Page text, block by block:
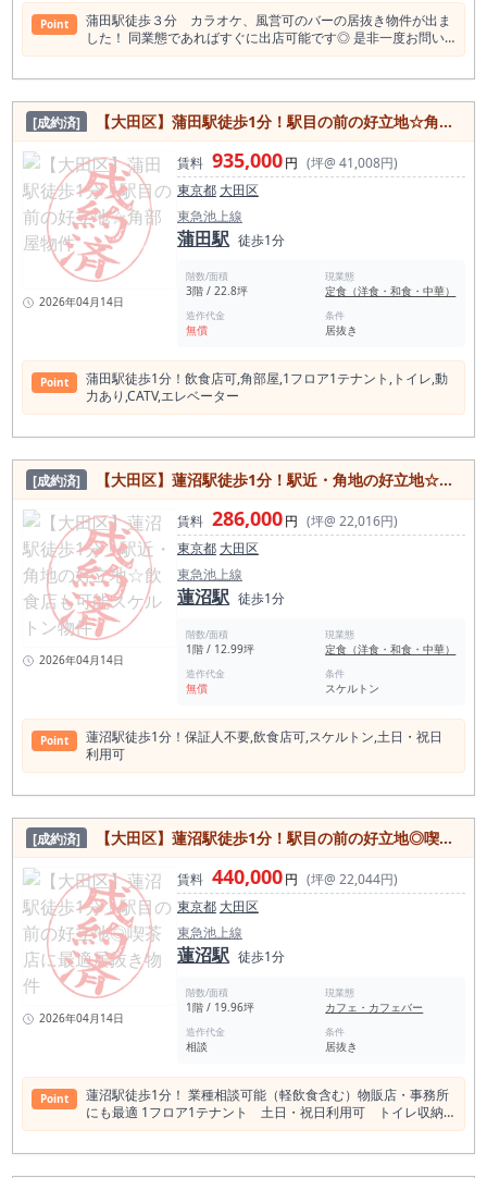
作代0円（※実質値下げ）＋開業資金134万円という現実的ライ
ン 本物件は、 造作譲渡代0円（※当初400万円から大幅調整）
を含め、 開業資金総額134万円程度でスタート可能です。 蒲田
駅徒歩1分圏で、 この初期費用感は希少です。 設備はそのまま
活用可能 大規模改装不要 初期投資を抑え、運転資金を厚くで
きる 「最初から完成された内装を目指さない」 「まずは“回る
店”を作る」 そんな堅実な出店戦略を取る方にとって、 非常に
合理的な条件と言えます。 ■ 人が多い街だからこそ、“回転率
より継続率”が重要 蒲田は、 新規出店が多く、撤退も早い街で
す。 その中で長く続いている店の共通点は、 無理な回転を追
わない 常連比率が高い 店主の顔が見える 価格より「居心地」
本物件は、 駅至近 上階 16坪 居抜き という条件から、 自然
と“そういう店”しか残らない設計になっています。 ■ こんな方
に、特におすすめです 蒲田で出店したいが、1階路面の過当競
争は避けたい方 予約・常連中心の店を作りたい方 初期投資を
抑えて、長く商売を続けたい方 BAR・ダイニング経験者、独立
2店舗目の方 「派手さより安定」を選びたい方 ■ 2月・3月お申
込み者限定 内装協力金100万円キャンペーン実施中
Point
蒲田駅徒歩３分 カラオケ、風営可のバーの居抜き物件が出ま
した！ 同業態であればすぐに出店可能です◎ 是非一度お問い
合わせください！
[成約済] 【大田区】蒲田駅徒歩1分！駅目の前の好立地☆角部屋物件
2026年04月14日
賃料 935,000円 (坪@ 41,008円)
東京都 大田区
東急池上線
蒲田駅 徒歩1分
階数/面積
3階 / 22.8坪
現業態
定食（洋食・和食・中華）
造作代金
無償
条件
居抜き
Point
蒲田駅徒歩1分！飲食店可,角部屋,1フロア1テナント,トイレ,動
力あり,CATV,エレベーター
[成約済] 【大田区】蓮沼駅徒歩1分！駅近・角地の好立地☆飲食店も可能スケルトン物件
2026年04月14日
賃料 286,000円 (坪@ 22,016円)
東京都 大田区
東急池上線
蓮沼駅 徒歩1分
階数/面積
1階 / 12.99坪
現業態
定食（洋食・和食・中華）
造作代金
無償
条件
スケルトン
Point
蓮沼駅徒歩1分！保証⼈不要,飲⾷店可,スケルトン,⼟⽇・祝⽇
利⽤可
[成約済] 【大田区】蓮沼駅徒歩1分！駅目の前の好立地◎喫茶店に最適居抜き物件
2026年04月14日
賃料 440,000円 (坪@ 22,044円)
東京都 大田区
東急池上線
蓮沼駅 徒歩1分
階数/面積
1階 / 19.96坪
現業態
カフェ・カフェバー
造作代金
相談
条件
居抜き
Point
蓮沼駅徒歩1分！ 業種相談可能（軽飲食含む）物販店・事務所
にも最適 1フロア1テナント 土日・祝日利用可 トイレ収納
スペース 都市ガス